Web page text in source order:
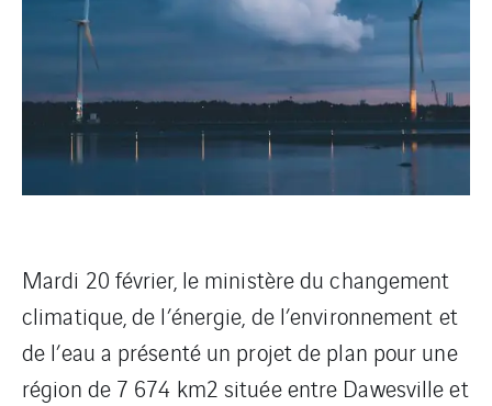
Mardi 20 février, le ministère du changement
climatique, de l’énergie, de l’environnement et
de l’eau a présenté un projet de plan pour une
région de 7 674 km2 située entre Dawesville et